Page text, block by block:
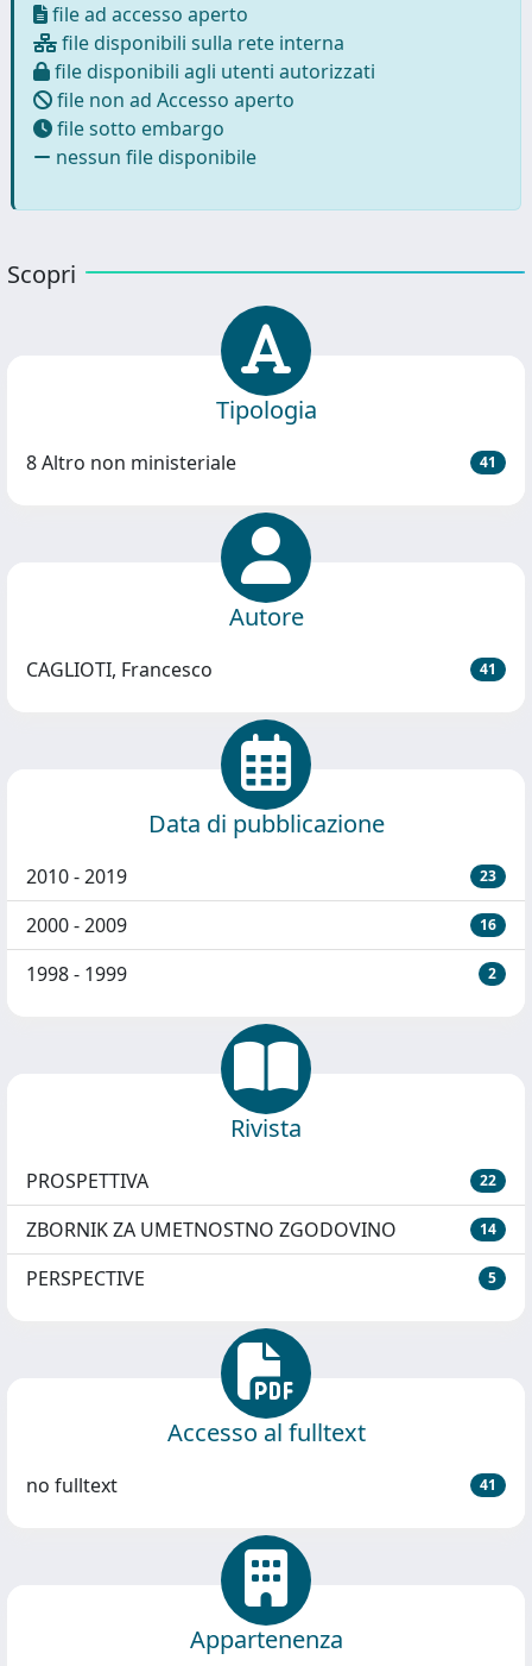
file ad accesso aperto
file disponibili sulla rete interna
file disponibili agli utenti autorizzati
file non ad Accesso aperto
file sotto embargo
nessun file disponibile
Scopri
Tipologia
8 Altro non ministeriale 41
Autore
CAGLIOTI, Francesco 41
Data di pubblicazione
2010 - 2019 23
2000 - 2009 16
1998 - 1999 2
Rivista
PROSPETTIVA 22
ZBORNIK ZA UMETNOSTNO ZGODOVINO 14
PERSPECTIVE 5
Accesso al fulltext
no fulltext 41
Appartenenza